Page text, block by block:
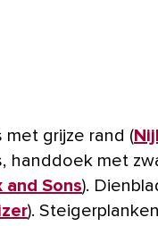
met grijze rand (
handdoek met
and Sons).
).